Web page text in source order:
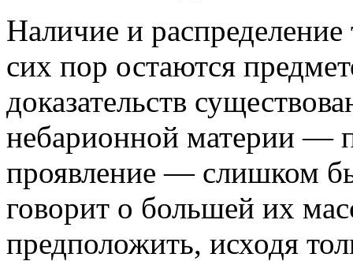
Наличие и
сих пор остаются
доказательств
небарионной материи —
проявление — слишком
говорит о большей их
предположить, исходя